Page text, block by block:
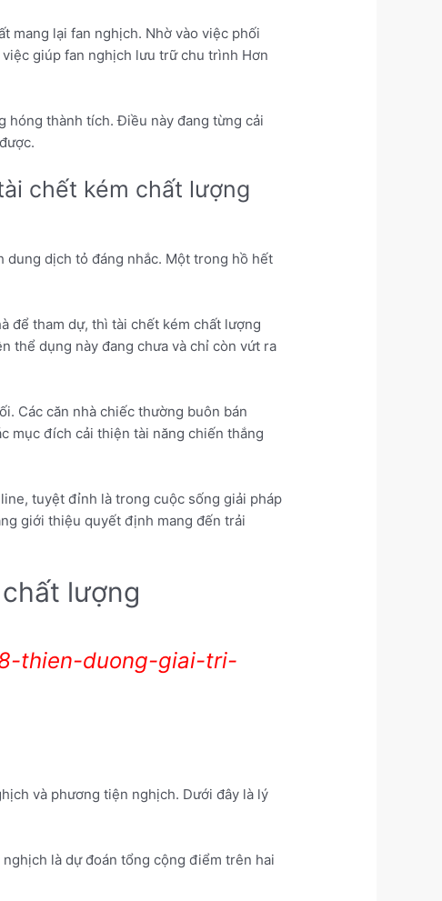
mang lại fan nghịch. Nhờ vào việc phối
giúp fan nghịch lưu trữ chu trình Hơn
hóng thành tích. Điều này đang từng cải
chết kém chất lượng
dịch tỏ đáng nhắc. Một trong hồ hết
để tham dự, thì tài chết kém chất lượng
thể dụng này đang chưa và chỉ còn vứt ra
Các căn nhà chiếc thường buôn bán
mục đích cải thiện tài năng chiến thắng
tuyệt đỉnh là trong cuộc sống giải pháp
giới thiệu quyết định mang đến trải
lượng
thien-duong-giai-tri-
và phương tiện nghịch. Dưới đây là lý
là dự đoán tổng cộng điểm trên hai